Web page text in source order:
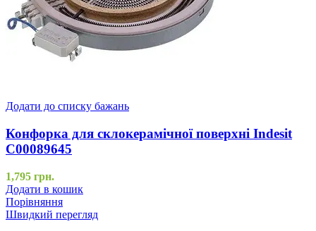
Додати до списку бажань
Конфорка для склокерамічної поверхні Indesit
C00089645
1,795 грн.
Додати в кошик
Порівняння
Швидкий перегляд